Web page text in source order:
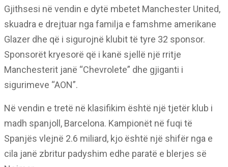
Gjithsesi në vendin e dytë mbetet Manchester United,
skuadra e drejtuar nga familja e famshme amerikane
Glazer dhe që i sigurojnë klubit të tyre 32 sponsor.
Sponsorët kryesorë që i kanë sjellë një rritje
Manchesterit janë “Chevrolete” dhe gjiganti i
sigurimeve “AON”.
Në vendin e tretë në klasifikim është një tjetër klub i
madh spanjoll, Barcelona. Kampionët në fuqi të
Spanjës vlejnë 2.6 miliard, kjo është një shifër nga e
cila janë zbritur padyshim edhe paratë e blerjes së